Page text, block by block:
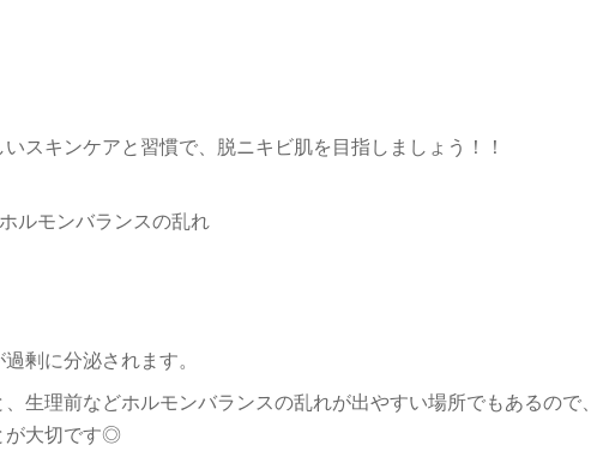
スキンケアと習慣で、脱ニキビ肌を目指しましょう！！
ルモンバランスの乱れ
剰に分泌されます。
生理前などホルモンバランスの乱れが出やすい場所でもあるので、
が大切です◎